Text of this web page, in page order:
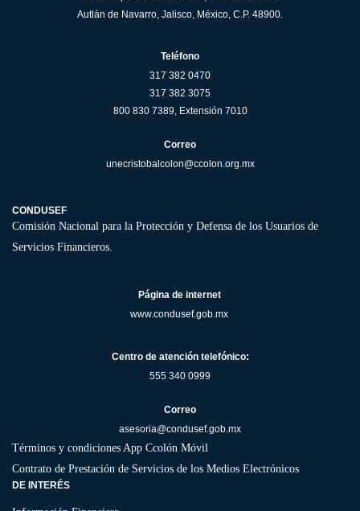
Autlán de Navarro, Jalisco, México, C.P. 48900.
Teléfono
317 382 0470
317 382 3075
800 830 7389, Extensión 7010
Correo
unecristobalcolon@ccolon.org.mx
CONDUSEF
Comisión Nacional para la Protección y Defensa de los Usuarios de
Servicios Financieros.
Página de internet
www.condusef.gob.mx
Centro de atención telefónico:
555 340 0999
Correo
asesoria@condusef.gob.mx
Términos y condiciones App Ccolón Móvil
Contrato de Prestación de Servicios de los Medios Electrónicos
DE INTERÉS